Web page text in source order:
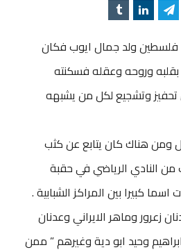
ولد جمال ايوب فكان
وروحه وعقله فسكنته
تحفيز وتشجيع لكل من يشبهه
ومن هناك كان يتابع عن كثب
من النادي الرياضي في حقبة
اسما كبيرا بين المراكز الشبابية .
زعرور وماهر الايراني وعدنان
وحيد ابو دية وغيرهم ” ممن